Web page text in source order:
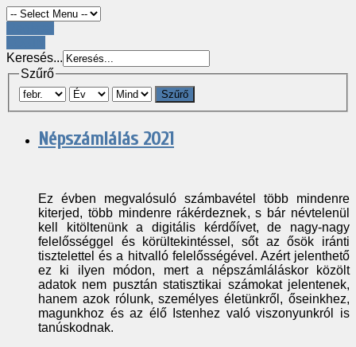
Keresés...
Szűrő
Szűrő
Népszámlálás 2021
Ez évben megvalósuló számbavétel több mindenre
kiterjed, több mindenre rákérdeznek, s bár névtelenül
kell kitöltenünk a digitális kérdőívet, de nagy-nagy
felelősséggel és körültekintéssel, sőt az ősök iránti
tisztelettel és a hitvalló felelősségével. Azért jelenthető
ez ki ilyen módon, mert a népszámláláskor közölt
adatok nem pusztán statisztikai számokat jelentenek,
hanem azok rólunk, személyes életünkről, őseinkhez,
magunkhoz és az élő Istenhez való viszonyunkról is
tanúskodnak.